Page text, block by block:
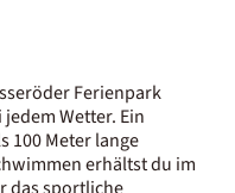
Ferienpark
Wetter. Ein
100 Meter lange
erhältst du im